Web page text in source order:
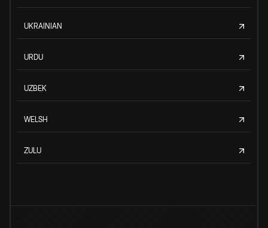
UKRAINIAN
URDU
UZBEK
WELSH
ZULU